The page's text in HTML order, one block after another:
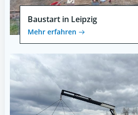
Baustart in Leipzig
Mehr erfahren